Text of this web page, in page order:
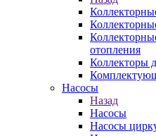
отопления
Коллекторы
Насосы
Назад
Насосы
Насосы